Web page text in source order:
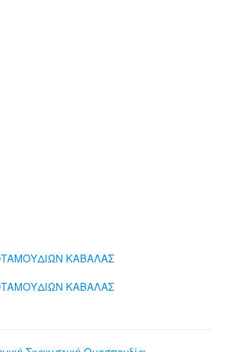
ΚΑΒΑΛΑΣ
ΚΑΒΑΛΑΣ